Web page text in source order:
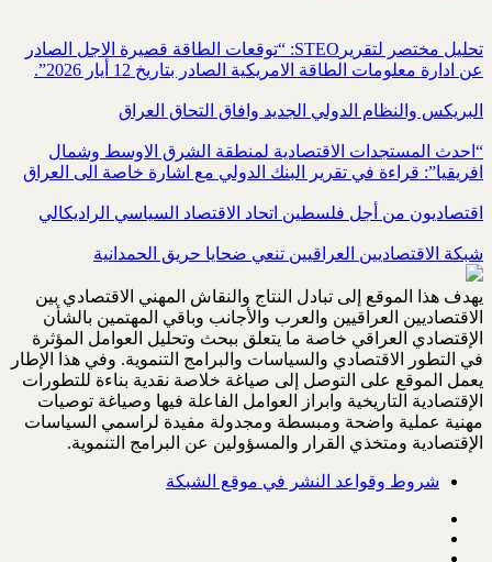
تحليل مختصر لتقريرSTEO‏: “توقعات الطاقة قصيرة الاجل الصادر
عن ادارة معلومات الطاقة الامريكية ‏الصادر بتاريخ 12 أيار 2026”.‏
البريكس والنظام الدولي الجديد وافاق التحاق العراق
“احدث المستجدات الاقتصادية لمنطقة الشرق الاوسط وشمال
افريقيا”: قراءة في تقرير البنك الدولي مع اشارة خاصة الى العراق
اقتصاديون من أجل فلسطين اتحاد الاقتصاد السياسي الراديكالي
شبكة الاقتصاديين العراقيين تنعي ضحايا حريق الحمدانية
يهدف هذا الموقع إلى تبادل النتاج والنقاش المهني الاقتصادي بين
الاقتصاديين العراقيين والعرب والأجانب وباقي المهتمين بالشأن
الإقتصادي العراقي خاصة ما يتعلق ببحث وتحليل العوامل المؤثرة
في التطور الاقتصادي والسياسات والبرامج التنموية. وفي هذا الإطار
يعمل الموقع على التوصل إلى صياغة خلاصة نقدية بناءة للتطورات
الإقتصادية التاريخية وابراز العوامل الفاعلة فيها وصياغة توصيات
مهنية عملية واضحة ومبسطة ومجدولة مفيدة لراسمي السياسات
الإقتصادية ومتخذي القرار والمسؤولين عن البرامج التنموية.
شروط وقواعد النشر في موقع الشبكة